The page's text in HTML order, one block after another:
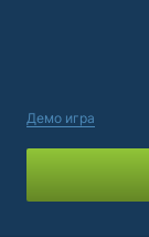
Демо игра